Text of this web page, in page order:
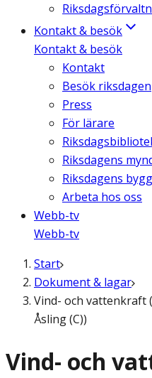
Kontakt & besök
Kontakt & besök
Kontakt
Besök riksdagen
Press
För lärare
Riksdagens
Riksdagens
Arbeta hos oss
Webb-tv
Webb-tv
Start
Dokument & lagar
Vind- och vattenkraft
Åsling (C))
Vind- och